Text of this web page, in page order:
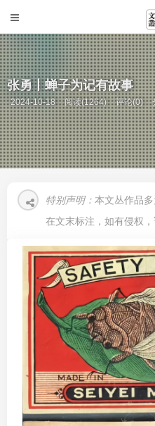
张勇丨蝉子为记有故事
2024-10-18 阅读(1264) 评论(0)
特别声明： 本文丛作品
在文末标注，如有侵权，